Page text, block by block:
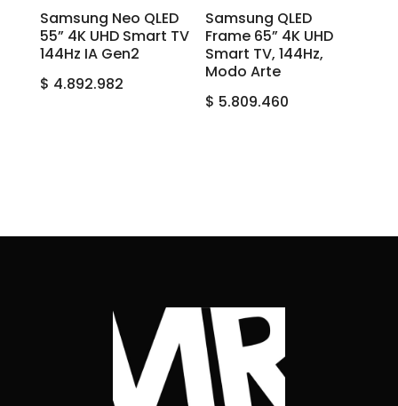
Samsung Neo QLED
55” 4K UHD Smart TV
144Hz IA Gen2
$ 4.892.982
Samsung QLED
Frame 65” 4K UHD
Smart TV, 144Hz,
Modo Arte
$ 5.809.460